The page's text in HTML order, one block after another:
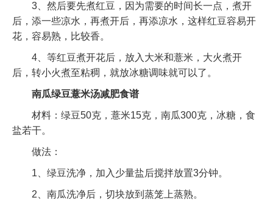
3、然后要先煮红豆，因为需要的时间长一点，煮开
后，添一些凉水，再煮开后，再添凉水，这样红豆容易开
花，容易熟，比较香。
4、等红豆煮开花后，放入大米和薏米，大火煮开
后，转小火煮至粘稠，就放冰糖调味就可以了。
南瓜绿豆薏米汤减肥食谱
材料：绿豆50克，薏米15克，南瓜300克，冰糖，食
盐若干。
做法：
1、绿豆洗净，加入少量盐后搅拌放置3分钟。
2、南瓜洗净后，切块放到蒸笼上蒸熟。